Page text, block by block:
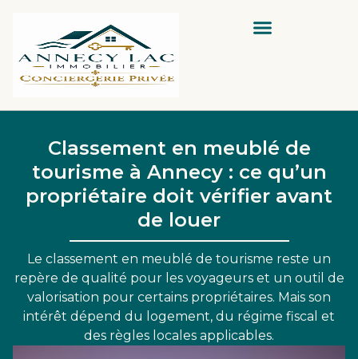
Classement en meublé de
tourisme à Annecy : ce qu’un
propriétaire doit vérifier avant
de louer
Le classement en meublé de tourisme reste un
repère de qualité pour les voyageurs et un outil de
valorisation pour certains propriétaires. Mais son
intérêt dépend du logement, du régime fiscal et
des règles locales applicables.